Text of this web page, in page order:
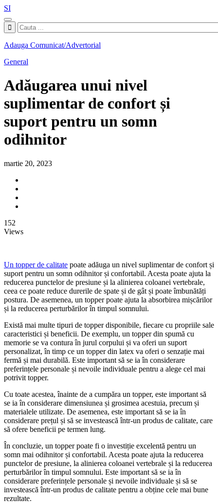
SI
Adauga Comunicat/Advertorial
General
Adăugarea unui nivel
suplimentar de confort și
suport pentru un somn
odihnitor
martie 20, 2023
152
Views
Un topper de calitate poate adăuga un nivel suplimentar de confort și
suport pentru un somn odihnitor și confortabil. Acesta poate ajuta la
reducerea punctelor de presiune și la alinierea coloanei vertebrale,
ceea ce poate reduce durerile de spate și de gât și poate îmbunătăți
postura. De asemenea, un topper poate ajuta la absorbirea mișcărilor
și la reducerea perturbărilor în timpul somnului.
Există mai multe tipuri de topper disponibile, fiecare cu propriile sale
caracteristici și beneficii. De exemplu, un topper din spumă cu
memorie se va contura în jurul corpului și va oferi un suport
personalizat, în timp ce un topper din latex va oferi o senzație mai
fermă și mai durabilă. Este important să se ia în considerare
preferințele personale și nevoile individuale pentru a alege cel mai
potrivit topper.
Cu toate acestea, înainte de a cumpăra un topper, este important să
se ia în considerare dimensiunea și grosimea acestuia, precum și
materialele utilizate. De asemenea, este important să se ia în
considerare prețul și să se investească într-un produs de calitate, care
să ofere beneficii pe termen lung.
În concluzie, un topper poate fi o investiție excelentă pentru un
somn mai odihnitor și confortabil. Acesta poate ajuta la reducerea
punctelor de presiune, la alinierea coloanei vertebrale și la reducerea
perturbărilor în timpul somnului. Este important să se ia în
considerare preferințele personale și nevoile individuale și să se
investească într-un produs de calitate pentru a obține cele mai bune
rezultate.